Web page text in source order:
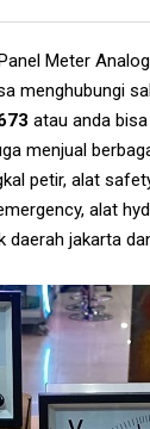
Meter
menghubungi
atau anda
menjual
petir, alat
alat
jakarta